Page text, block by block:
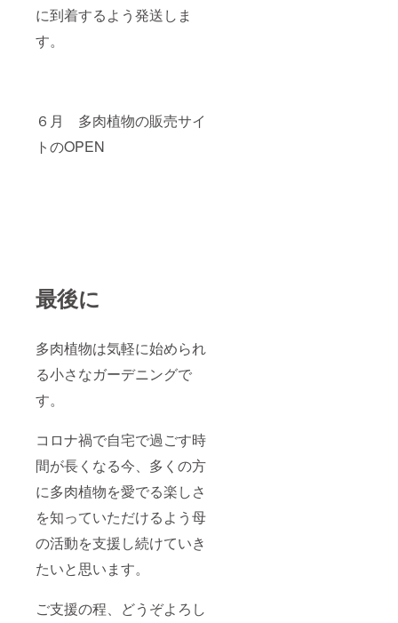
に到着するよう発送しま
す。
６月 多肉植物の販売サイ
トのOPEN
最後に
多肉植物は気軽に始められ
る小さなガーデニングで
す。
コロナ禍で自宅で過ごす時
間が長くなる今、多くの方
に多肉植物を愛でる楽しさ
を知っていただけるよう母
の活動を支援し続けていき
たいと思います。
ご支援の程、どうぞよろし